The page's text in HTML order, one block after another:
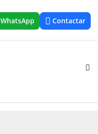
WhatsApp Contactar